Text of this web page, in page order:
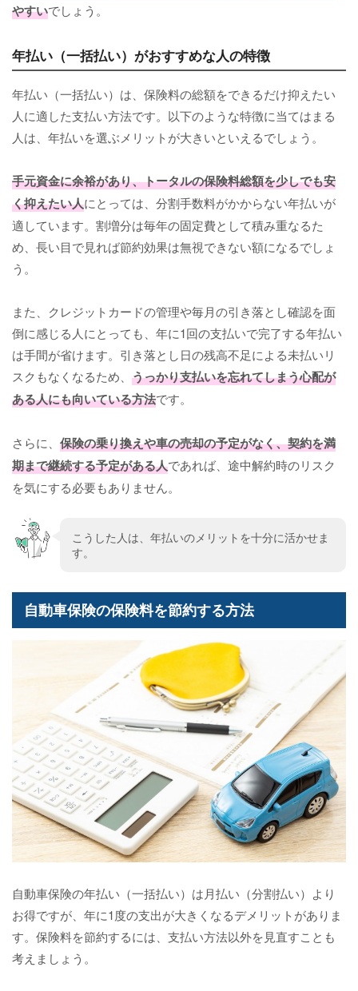
やすいでしょう。
年払い（一括払い）がおすすめな人の特徴
年払い（一括払い）は、保険料の総額をできるだけ抑えたい
人に適した支払い方法です。以下のような特徴に当てはまる
人は、年払いを選ぶメリットが大きいといえるでしょう。
手元資金に余裕があり、トータルの保険料総額を少しでも安
く抑えたい人にとっては、分割手数料がかからない年払いが
適しています。割増分は毎年の固定費として積み重なるた
め、長い目で見れば節約効果は無視できない額になるでしょ
う。
また、クレジットカードの管理や毎月の引き落とし確認を面
倒に感じる人にとっても、年に1回の支払いで完了する年払い
は手間が省けます。引き落とし日の残高不足による未払いリ
スクもなくなるため、 うっかり支払いを忘れてしまう心配が
ある人にも向いている方法です。
さらに、 保険の乗り換えや車の売却の予定がなく、契約を満
期まで継続する予定がある人であれば、途中解約時のリスク
を気にする必要もありません。
こうした人は、年払いのメリットを十分に活かせま
す。
自動車保険の保険料を節約する方法
自動車保険の年払い（一括払い）は月払い（分割払い）より
お得ですが、年に1度の支出が大きくなるデメリットがありま
す。保険料を節約するには、支払い方法以外を見直すことも
考えましょう。